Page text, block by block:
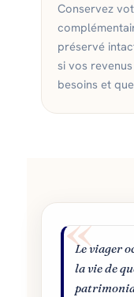
Conservez
préservé
si vos
besoins et
Le viager
la vie de